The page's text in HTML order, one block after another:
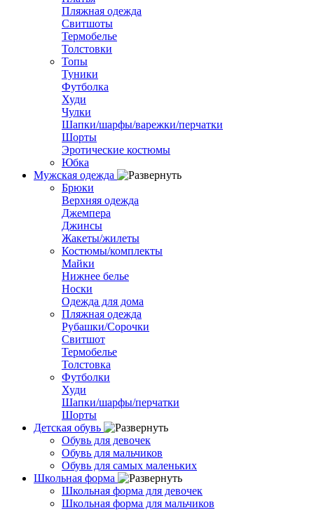
Пляжная одежда
Свитшоты
Термобелье
Толстовки
Топы
Туники
Футболка
Худи
Чулки
Шапки/шарфы/варежки/перчатки
Шорты
Эротические костюмы
Юбка
Мужская одежда
Брюки
Верхняя одежда
Джемпера
Джинсы
Жакеты/жилеты
Костюмы/комплекты
Майки
Нижнее белье
Носки
Одежда для дома
Пляжная одежда
Рубашки/Сорочки
Свитшот
Термобелье
Толстовка
Футболки
Худи
Шапки/шарфы/перчатки
Шорты
Детская обувь
Обувь для девочек
Обувь для мальчиков
Обувь для самых маленьких
Школьная форма
Школьная форма для девочек
Школьная форма для мальчиков